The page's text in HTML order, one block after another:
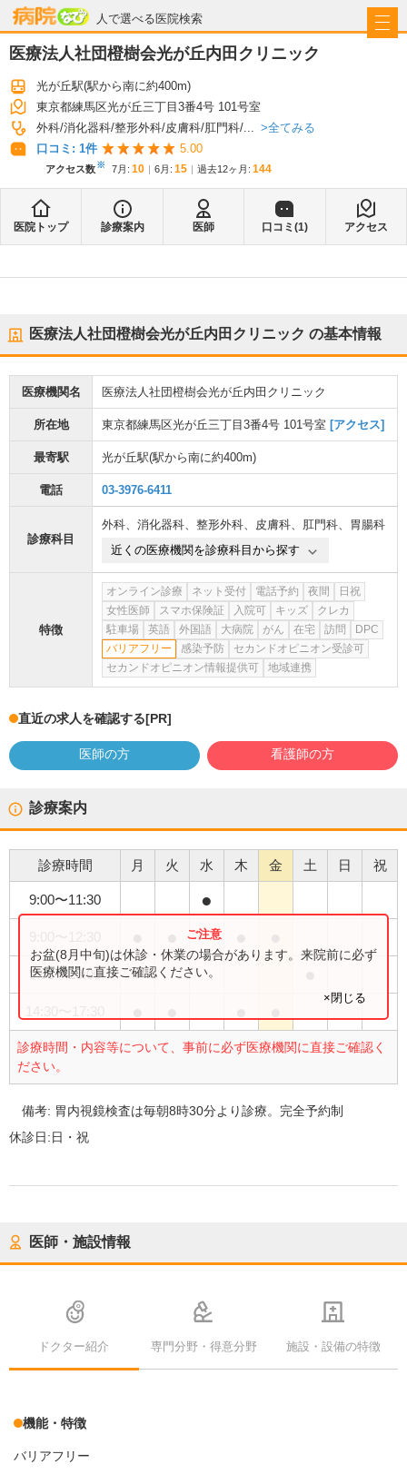
人で選べる医院検索
病院なび
医療法人社団橙樹会光が丘内田クリニック
光が丘駅(駅から南に約400m)
東京都練馬区光が丘三丁目3番4号 101号室
外科 消化器科 整形外科 皮膚科 肛門科 ...
全てみる
口コミ: 1件 5.00
アクセス数※ 7月 : 10 6月 : 15 過去12ヶ月: 144
医院トップ 診療案内 医師 口コミ(1) アクセス
医療法人社団橙樹会光が丘内田クリニック の基本情報
医療機関名 医療法人社団橙樹会光が丘内田クリニック
所在地 東京都練馬区光が丘三丁目3番4号 101号室 [アクセス]
最寄駅 光が丘駅(駅から南に約400m)
電話 03-3976-6411
診療科目
外科、 消化器科、 整形外科、 皮膚科、 肛門科、 胃腸科
近くの医療機関を診療科目から探す
特徴
オンライン診療 ネット受付 電話予約 夜間
日祝
女性医師
スマホ保険証 入院可 キッズ
クレカ
駐車場
英語 外国語 大病院 がん 在宅 訪問
DPC
バリアフリー
感染予防
セカンドオピニオン受診可
セカンドオピニオン情報提供可
地域連携
直近の求人を確認する[PR]
医師の方 看護師の方
診療案内
診療時間 月 火 水 木 金 土 日 祝
9:00〜11:30 ●
9:00〜13:00
診療時間・内容等について、事前に必ず医療機関に直接ご確認く
ださい。
お盆(8月中旬)は休診・休業の場合があります。来院前に必ず
医療機関に直接ご確認ください。
×閉じる
備考: 胃内視鏡検査は毎朝8時30分より診療。完全予約制
休診日:日・祝
医師・施設情報
ドクター紹介 専門分野・得意分野 施設・設備の特徴
機能・特徴
バリアフリー